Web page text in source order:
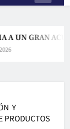
A UN GRAN
Y
PRODUCTOS